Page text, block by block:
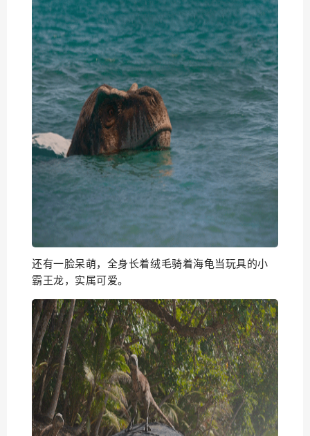
还有一脸呆萌，全身长着绒毛骑着海龟当玩具的小
霸王龙，实属可爱。